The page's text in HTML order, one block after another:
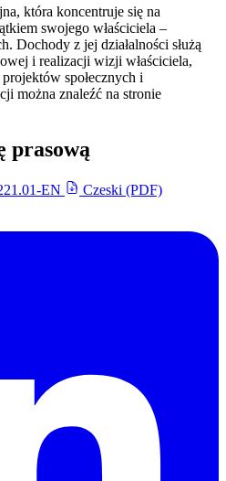
która koncentruje się na
swojego właściciela –
Dochody z jej działalności służą
i realizacji wizji właściciela,
społecznych i
można znaleźć na stronie
prasową
EN
Czeski (PDF)